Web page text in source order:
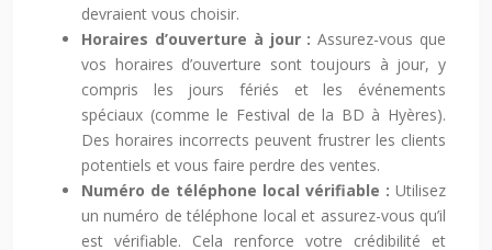
devraient vous choisir.
Horaires d’ouverture à jour :Assurez-vous que
vos horaires d’ouverture sont toujours à jour, y
compris les jours fériés et les événements
spéciaux (comme le Festival de la BD à Hyères).
Des horaires incorrects peuvent frustrer les clients
potentiels et vous faire perdre des ventes.
Numéro de téléphone local vérifiable : Utilisez
un numéro de téléphone local et assurez-vous qu’il
est vérifiable. Cela renforce votre crédibilité et